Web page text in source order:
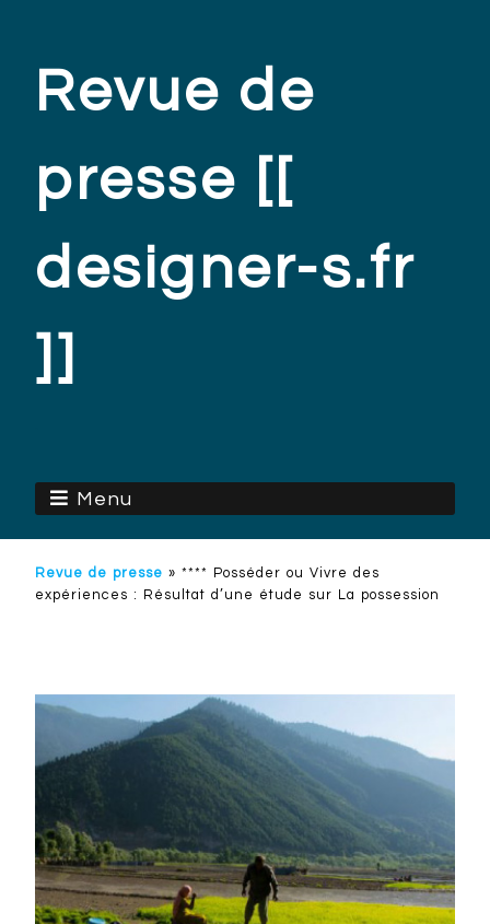
Revue de
presse [[
designer-s.fr
]]
Menu
Revue de presse » **** Posséder ou Vivre des
expériences : Résultat d’une étude sur La possession